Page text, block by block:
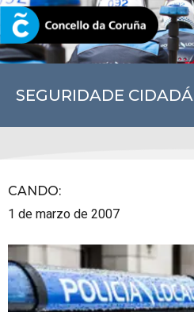
SEGURIDADE CIDADÁ
CORUNA.GAL
CANDO:
1 de marzo de 2007